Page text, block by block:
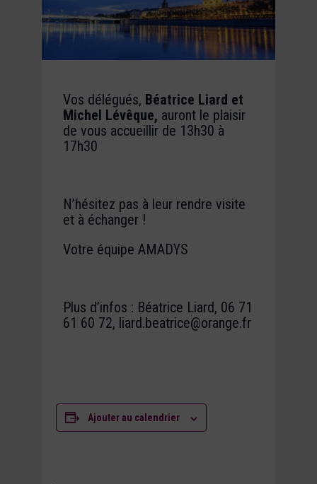
Vos délégués, Béatrice Liard et
Michel Lévêque, auront le plaisir
de vous accueillir de 13h30 à
17h30
N’hésitez pas à leur rendre visite
et à échanger !
Votre équipe AMADYS
Plus d’infos : Béatrice Liard, 06 71
61 60 72, liard.beatrice@orange.fr
Ajouter au calendrier